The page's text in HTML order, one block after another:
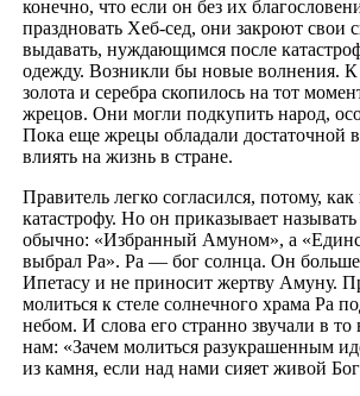
конечно, что если он без их
праздновать Хеб-сед, они закроют свои
выдавать, нуждающимся после
одежду. Возникли бы новые волнения.
золота и серебра скопилось на тот
жрецов. Они могли подкупить народ,
Пока еще жрецы обладали достаточной
влиять на жизнь в стране.
Правитель легко согласился, потому,
катастрофу. Но он приказывает называть
обычно: «Избранный Амуном», а
выбрал Ра». Ра — бог солнца. Он
Ипетасу и не приносит жертву Амуну.
молиться к стеле солнечного храма Ра
небом. И слова его странно звучали в
нам: «Зачем молиться разукрашенным
из камня, если над нами сияет живой